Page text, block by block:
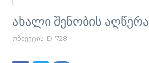
ახალი შენობის აღწერა
ობიექტის ID: 728